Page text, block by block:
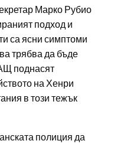
Марко Рубио
подход и
са ясни симптоми
трябва да бъде
поднасят
на Хенри
в този тежък
полиция да